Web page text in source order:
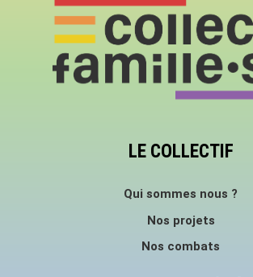
LE COLLECTIF
Qui sommes nous ?
Nos projets
Nos combats